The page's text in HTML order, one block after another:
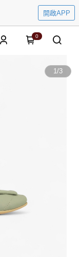
開啟APP
0
1/3